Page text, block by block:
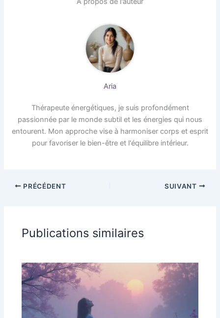
Aria
Thérapeute énergétiques, je suis profondément
passionnée par le monde subtil et les énergies qui nous
entourent. Mon approche vise à harmoniser corps et esprit
pour favoriser le bien-être et l'équilibre intérieur.
PRÉCÉDENT SUIVANT
Publications similaires